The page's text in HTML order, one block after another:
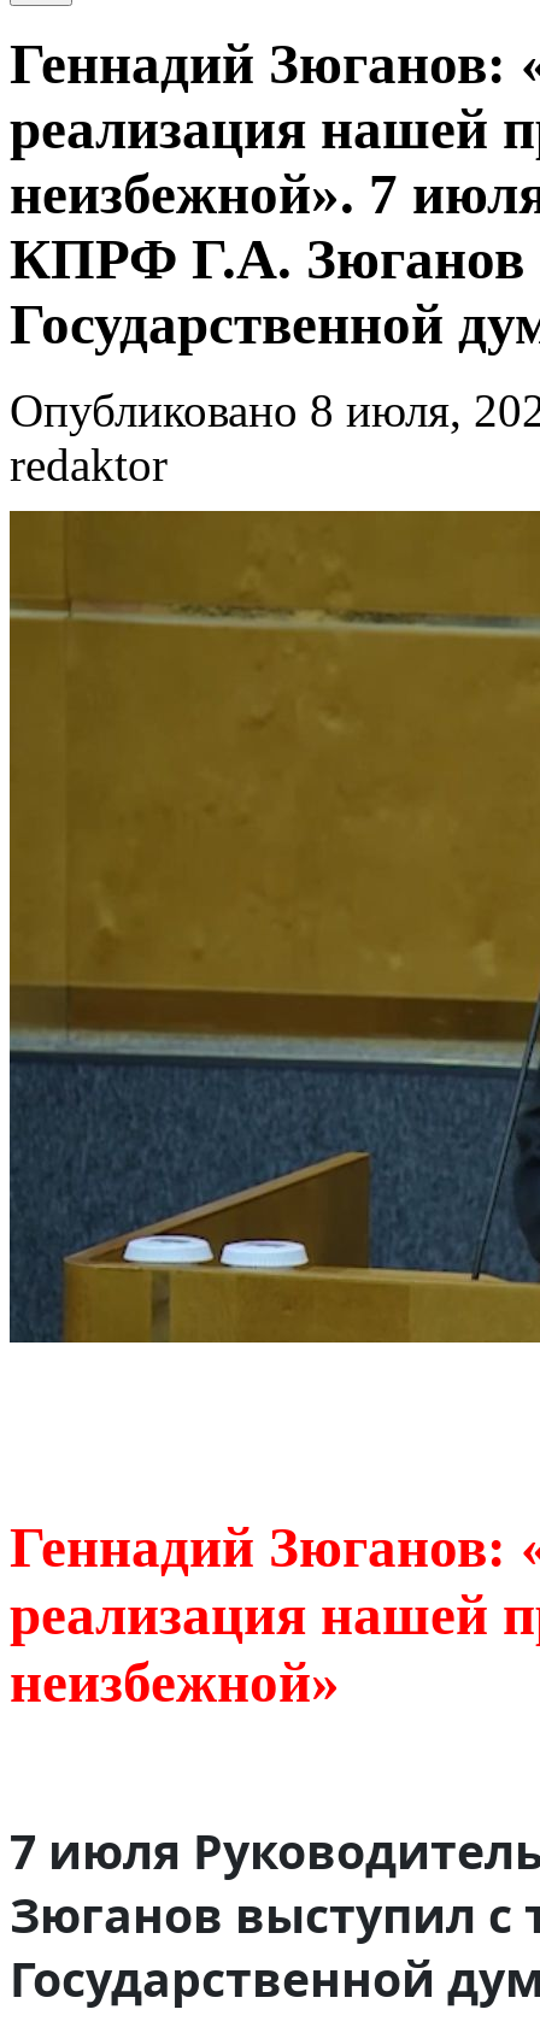
Геннадий Зюганов:
реализация нашей
неизбежной». 7
КПРФ Г.А. Зюганов
Государственной
Опубликовано 8 июля,
redaktor
Геннадий Зюганов:
реализация нашей
неизбежной»
7 июля
Зюганов выступил с
Государственной